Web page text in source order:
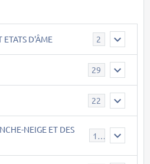
ETATS D'ÂME 2
29
22
NEIGE ET DES
17